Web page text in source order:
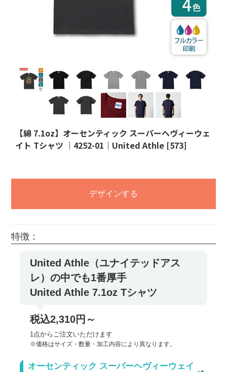
【綿 7.1oz】オーセンティック スーパーヘヴィーウェ
イト Tシャツ ｜4252-01｜United Athle [573]
デザインする
特徴：
United Athle（ユナイテッドアス
レ）の中でも1番厚手
United Athle 7.1oz Tシャツ
税込2,310円～
1点からご注文いただけます
※価格はサイズ・数量・加工内容により異なります。
オーセンティック スーパーヘヴィーウェイ